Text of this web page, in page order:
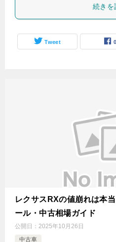
続きを
Tweet 0
レクサスRXの値崩れは本
ール・中古相場ガイド
公開日： 2025年10月26日
中古車